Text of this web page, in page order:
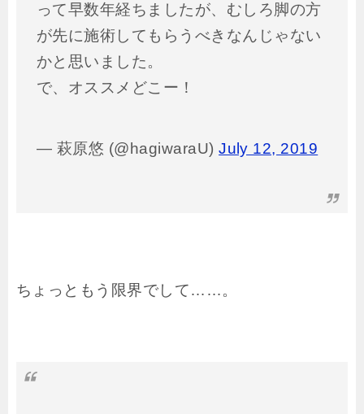
って早数年経ちましたが、むしろ脚の方
が先に施術してもらうべきなんじゃない
かと思いました。
で、オススメどこー！
— 萩原悠 (@hagiwaraU)July 12, 2019
ちょっともう限界でして……。